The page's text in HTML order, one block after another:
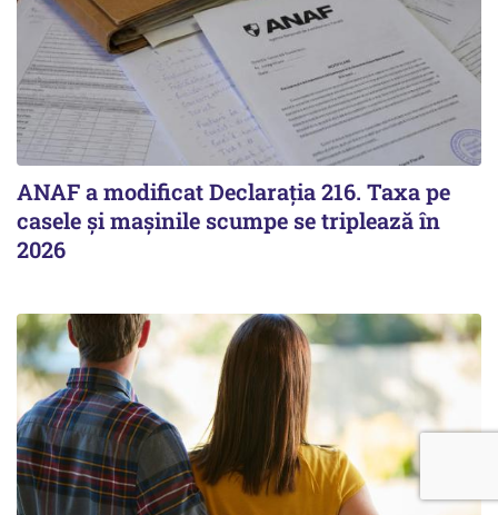
ANAF a modificat Declarația 216. Taxa pe
casele și mașinile scumpe se triplează în
2026